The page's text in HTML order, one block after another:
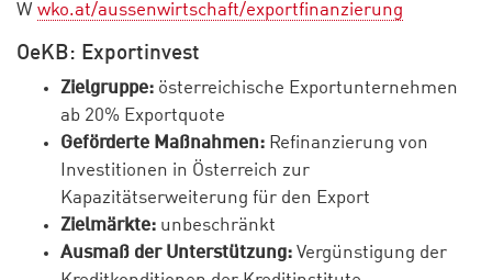
W wko.at/aussenwirtschaft/exportfinanzierung
OeKB: Exportinvest
Zielgruppe: österreichische Exportunternehmen
ab 20% Exportquote
Geförderte Maßnahmen: Refinanzierung von
Investitionen in Österreich zur
Kapazitätserweiterung für den Export
Zielmärkte: unbeschränkt
Ausmaß der Unterstützung: Vergünstigung der